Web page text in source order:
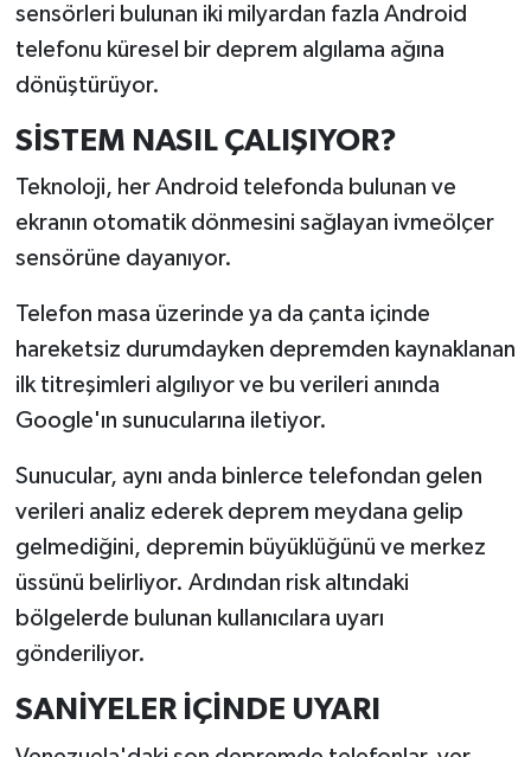
sensörleri bulunan iki milyardan fazla Android
telefonu küresel bir deprem algılama ağına
dönüştürüyor.
SİSTEM NASIL ÇALIŞIYOR?
Teknoloji, her Android telefonda bulunan ve
ekranın otomatik dönmesini sağlayan ivmeölçer
sensörüne dayanıyor.
Telefon masa üzerinde ya da çanta içinde
hareketsiz durumdayken depremden kaynaklanan
ilk titreşimleri algılıyor ve bu verileri anında
Google'ın sunucularına iletiyor.
Sunucular, aynı anda binlerce telefondan gelen
verileri analiz ederek deprem meydana gelip
gelmediğini, depremin büyüklüğünü ve merkez
üssünü belirliyor. Ardından risk altındaki
bölgelerde bulunan kullanıcılara uyarı
gönderiliyor.
SANİYELER İÇİNDE UYARI